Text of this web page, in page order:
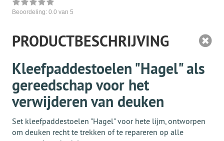
Beoordeling: 0.0 van 5
PRODUCTBESCHRIJVING
Kleefpaddestoelen "Hagel" als
gereedschap voor het
verwijderen van deuken
Set kleefpaddestoelen "Hagel" voor hete lijm, ontworpen
om deuken recht te trekken of te repareren op alle